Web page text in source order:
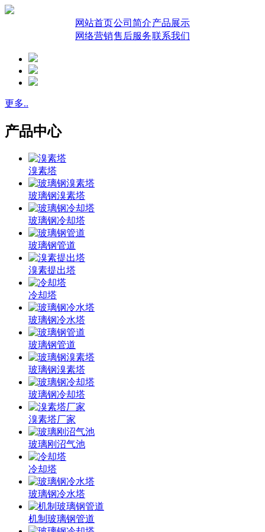
网站首页公司简介产品展示
网络营销售后服务联系我们
更多..
产品中心
溴素塔
玻璃钢溴素塔
玻璃钢冷却塔
玻璃钢管道
溴素提出塔
冷却塔
玻璃钢冷水塔
玻璃钢管道
玻璃钢溴素塔
玻璃钢冷却塔
溴素塔厂家
玻璃刚沼气池
冷却塔
玻璃钢冷水塔
机制玻璃钢管道